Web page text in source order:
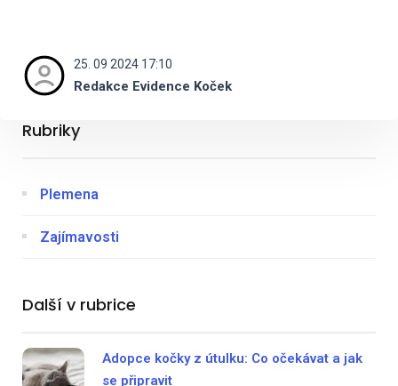
25. 09 2024 17:10
Redakce Evidence Koček
Rubriky
Plemena
Zajímavosti
Další v rubrice
Adopce kočky z útulku: Co očekávat a jak
se připravit